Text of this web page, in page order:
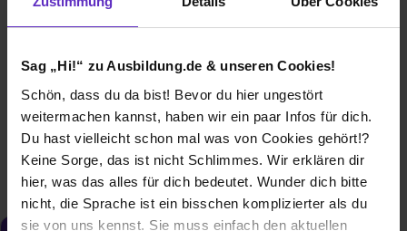
Sag „Hi!“ zu Ausbildung.de & unseren Cookies!
Schön, dass du da bist! Bevor du hier ungestört
weitermachen kannst, haben wir ein paar Infos für dich.
Du hast vielleicht schon mal was von Cookies gehört!?
Keine Sorge, das ist nicht Schlimmes. Wir erklären dir
hier, was das alles für dich bedeutet. Wunder dich bitte
nicht, die Sprache ist ein bisschen komplizierter als du
sie von uns kennst. Sie muss einfach den aktuellen
50767 Köln
01.08.2026
1 freier Platz